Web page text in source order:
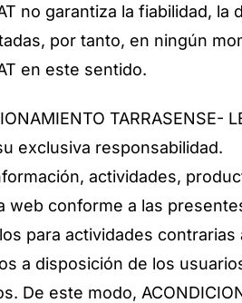
no garantiza la fiabilidad,
por tanto, en ningún
en este sentido.
exclusiva responsabilidad.
actividades,
web conforme a las
para actividades
disposición de los
este modo,